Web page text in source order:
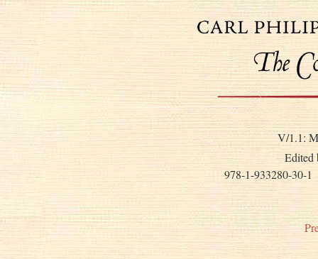
V/1.1:
Edited
978-1-933280-30-1